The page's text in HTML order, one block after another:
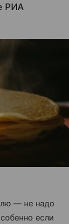
РИА
— не надо
если